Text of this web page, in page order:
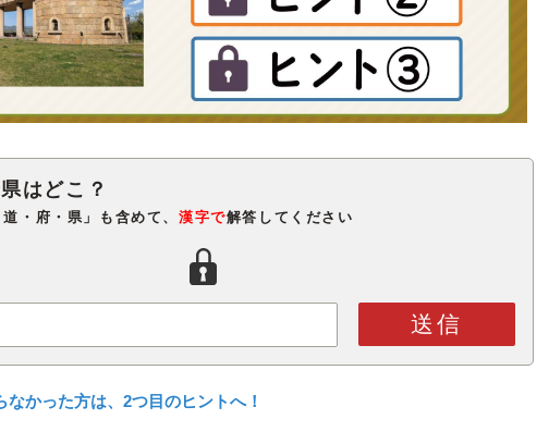
・府・県」も含めて、 漢字で解答してください
送信
なかった方は、2つ目のヒントへ！